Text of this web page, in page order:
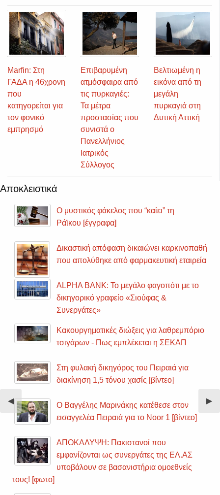
Marfin: Στη
ΓΑΔΑ η 46χρονη
που
κατηγορείται για
τον φονικό
εμπρησμό
Επιβαρυμένη
ατμόσφαιρα από
τις πυρκαγιές:
Τα μέτρα
προστασίας που
συνιστά ο
Πανελλήνιος
Ιατρικός
Σύλλογος
Βελτιωμένη η
εικόνα από τη
μεγάλη
πυρκαγιά στη
Δυτική Αττική
Αποκλειστικά
Previous
Slide
◀︎ ▶︎
Ο μυστικός φάκελος που “καίει” τη
Ράϊκου [έγγραφα]
Δικαστική απόφαση δικαιώνει καρκινοπαθή
που απολύθηκε από φαρμακευτική εταιρεία
ALPHA BANK: Το μεγάλο φαγοπότι με το
δικηγορικό γραφείο «Σιούφας &
Συνεργάτες»
Κακουργηματικές διώξεις για λαθρεμπόριο
τσιγάρων - Πως εμπλέκεται η ΣΕΚΑΠ
Στη φυλακή δικηγόρος του Πειραιά για
διακίνηση 1,5 τόνου χασίς [βίντεο]
Ο Βαγγέλης Μαρινάκης κατέθεσε στον
εισαγγελέα Πειραιά για το Noor 1 [βίντεο]
ΑΠΟΚΑΛΥΨΗ: Πακιστανοί που
εμφανίζονται ως συνεργάτες της ΕΛ.ΑΣ
υποβάλουν σε βασανιστήρια ομοεθνείς
τους! [φωτο]